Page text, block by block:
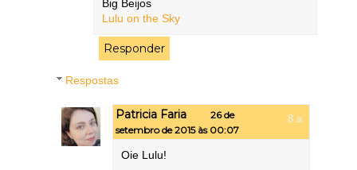
Big Beijos
Lulu on the Sky
Responder
Respostas
Patricia Faria
26 de
setembro de 2015 às 00:07
Oie Lulu!